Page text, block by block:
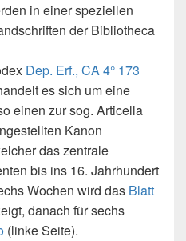
in einer speziellen
der Bibliotheca
Dep. Erf., CA 4° 173
es sich um eine
einen zur sog. Articella
Kanon
das zentrale
bis ins 16. Jahrhundert
Wochen wird das Blatt
danach für sechs
(linke Seite).